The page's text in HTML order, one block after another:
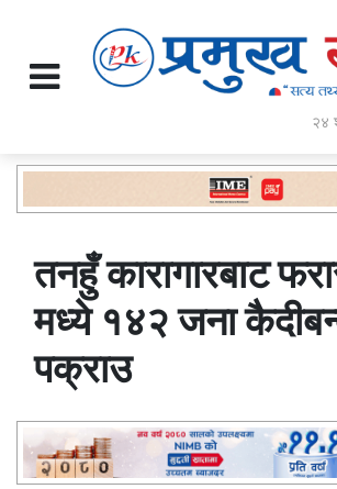
२४
तनहुँ कारागारबाट
मध्ये १४२ जना
पक्राउ